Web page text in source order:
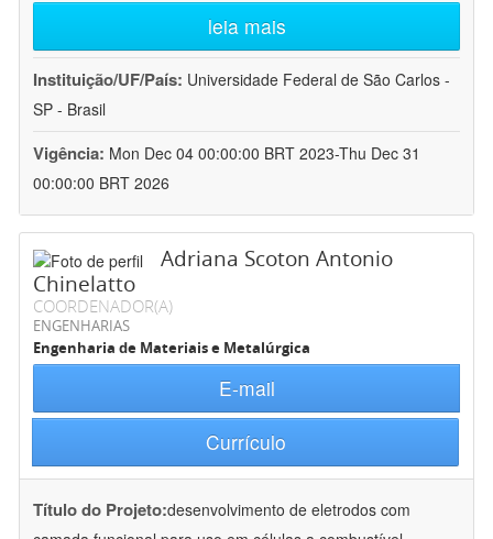
leia mais
Instituição/UF/País: Universidade Federal de São Carlos -
SP - Brasil
Vigência: Mon Dec 04 00:00:00 BRT 2023-Thu Dec 31
00:00:00 BRT 2026
Adriana Scoton Antonio
Chinelatto
COORDENADOR(A)
ENGENHARIAS
Engenharia de Materiais e Metalúrgica
E-mail
Currículo
Título do Projeto:desenvolvimento de eletrodos com